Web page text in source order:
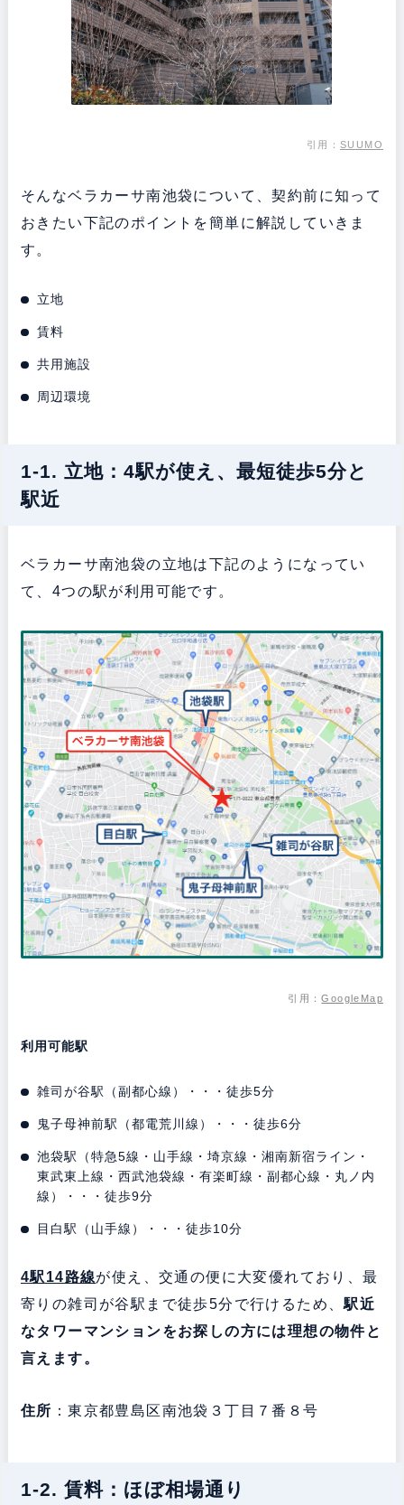
引用：SUUMO
そんなベラカーサ南池袋について、契約前に知って
おきたい下記のポイントを簡単に解説していきま
す。
立地
賃料
共用施設
周辺環境
1-1. 立地：4駅が使え、最短徒歩5分と
駅近
ベラカーサ南池袋の立地は下記のようになってい
て、4つの駅が利用可能です。
引用：GoogleMap
利用可能駅
雑司が谷駅（副都心線）・・・徒歩5分
鬼子母神前駅（都電荒川線）・・・徒歩6分
池袋駅（特急5線・山手線・埼京線・湘南新宿ライン・
東武東上線・西武池袋線・有楽町線・副都心線・丸ノ内
線）・・・徒歩9分
目白駅（山手線）・・・徒歩10分
4駅14路線が使え、交通の便に大変優れており、最
寄りの雑司が谷駅まで徒歩5分で行けるため、駅近
なタワーマンションをお探しの方には理想の物件と
言えます。
住所 ：東京都豊島区南池袋３丁目７番８号
1-2. 賃料：ほぼ相場通り